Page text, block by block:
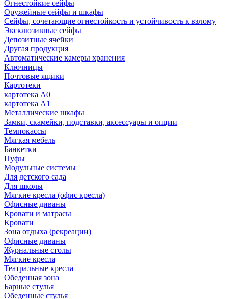
Огнестойкие сейфы
Оружейные сейфы и шкафы
Сейфы, сочетающие огнестойкость и устойчивость к взлому
Эксклюзивные сейфы
Депозитные ячейки
Другая продукция
Автоматические камеры хранения
Ключницы
Почтовые ящики
Картотеки
картотека А0
картотека А1
Металлические шкафы
Замки, скамейки, подставки, аксессуары и опции
Темпокассы
Мягкая мебель
Банкетки
Пуфы
Модульные системы
Для детского сада
Для школы
Мягкие кресла (офис кресла)
Офисные диваны
Кровати и матрасы
Кровати
Зона отдыха (рекреации)
Офисные диваны
Журнальные столы
Мягкие кресла
Театральные кресла
Обеденная зона
Барные стулья
Обеденные стулья